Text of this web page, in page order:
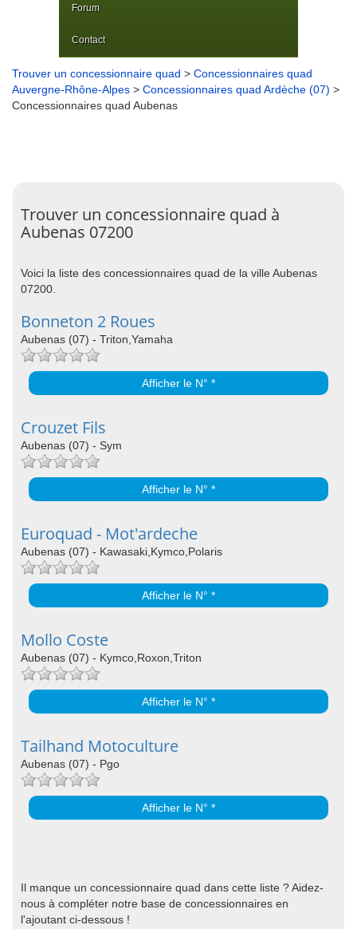
Forum
Contact
Trouver un concessionnaire quad > Concessionnaires quad
Auvergne-Rhône-Alpes > Concessionnaires quad Ardèche (07) >
Concessionnaires quad Aubenas
Trouver un concessionnaire quad à
Aubenas 07200
Voici la liste des concessionnaires quad de la ville Aubenas
07200.
Bonneton 2 Roues
Aubenas (07) - Triton,Yamaha
Afficher le N° *
Crouzet Fils
Aubenas (07) - Sym
Afficher le N° *
Euroquad - Mot'ardeche
Aubenas (07) - Kawasaki,Kymco,Polaris
Afficher le N° *
Mollo Coste
Aubenas (07) - Kymco,Roxon,Triton
Afficher le N° *
Tailhand Motoculture
Aubenas (07) - Pgo
Afficher le N° *
Il manque un concessionnaire quad dans cette liste ? Aidez-
nous à compléter notre base de concessionnaires en
l'ajoutant ci-dessous !